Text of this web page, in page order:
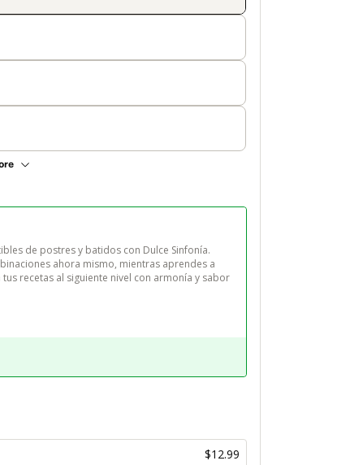
de postres y batidos con Dulce Sinfonía.
ahora mismo, mientras aprendes a
recetas al siguiente nivel con armonía y sabor
$12.99